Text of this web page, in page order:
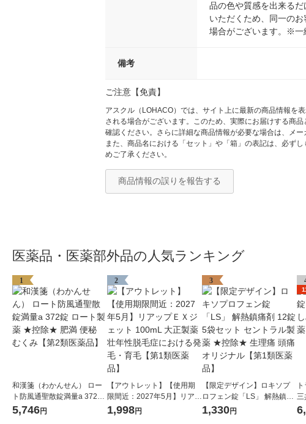
品の色や質感を出来る
いただくため、同一の
場合がございます。※一
備考
ご注意【免責】
アスクル（LOHACO）では、サイト上に最新の商品情報を
される場合がございます。このため、実際にお届けする商
確認ください。さらに詳細な商品情報が必要な場合は、メー
また、商品名における「セット」や「箱」の表記は、必ず
めご了承ください。
商品情報の誤りを報告する
医薬品・医薬部外品の人気ランキング
1
和漢箋（わかんせん） ロー
ト防風通聖散錠満量a 372錠
ロート製薬 ★控除★ 肥満 便
5,746円
2
【アウトレット】【使用期
限間近：2027年5月】リアッ
プＥＸジェット 100mL 大正
1,998円
3
【限定デザイン】ロキソプ
ロフェン錠「LS」 解熱鎮痛
剤 12錠 5袋セット セントラ
1,330円
三
に